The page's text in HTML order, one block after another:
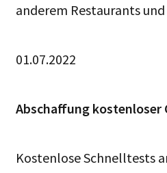
anderem Restaurants
01.07.2022
Abschaffung kostenloser
Kostenlose Schnelltests